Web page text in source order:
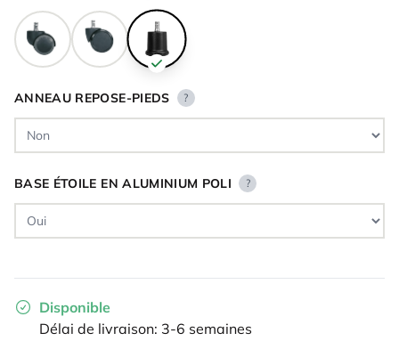
ANNEAU REPOSE-PIEDS ?
BASE ÉTOILE EN ALUMINIUM POLI ?
Disponible
Délai de livraison: 3-6 semaines